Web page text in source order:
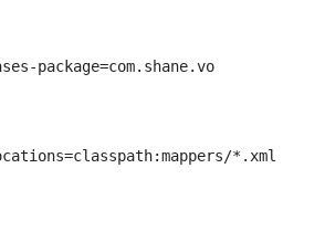
package=com.shane.vo
*.xml